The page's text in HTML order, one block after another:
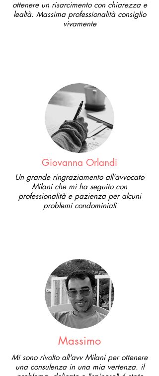
ottenere un risarcimento con chiarezza e
lealtà. Massima professionalità consiglio
vivamente
Giovanna Orlandi
Un grande ringraziamento all'avvocato
Milani che mi ha seguito con
professionalità e pazienza per alcuni
problemi condominiali
Massimo
Mi sono rivolto all'avv Milani per ottenere
una consulenza in una mia vertenza. il